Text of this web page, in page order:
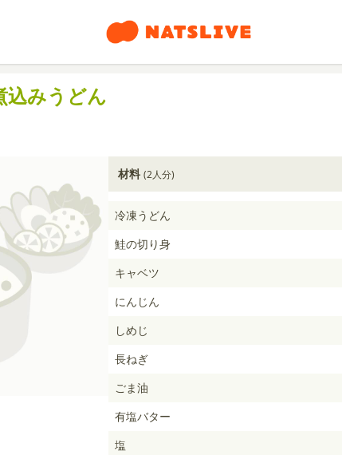
込みうどん
材料 (2人分)
冷凍うどん
鮭の切り身
キャベツ
にんじん
しめじ
長ねぎ
ごま油
有塩バター
塩